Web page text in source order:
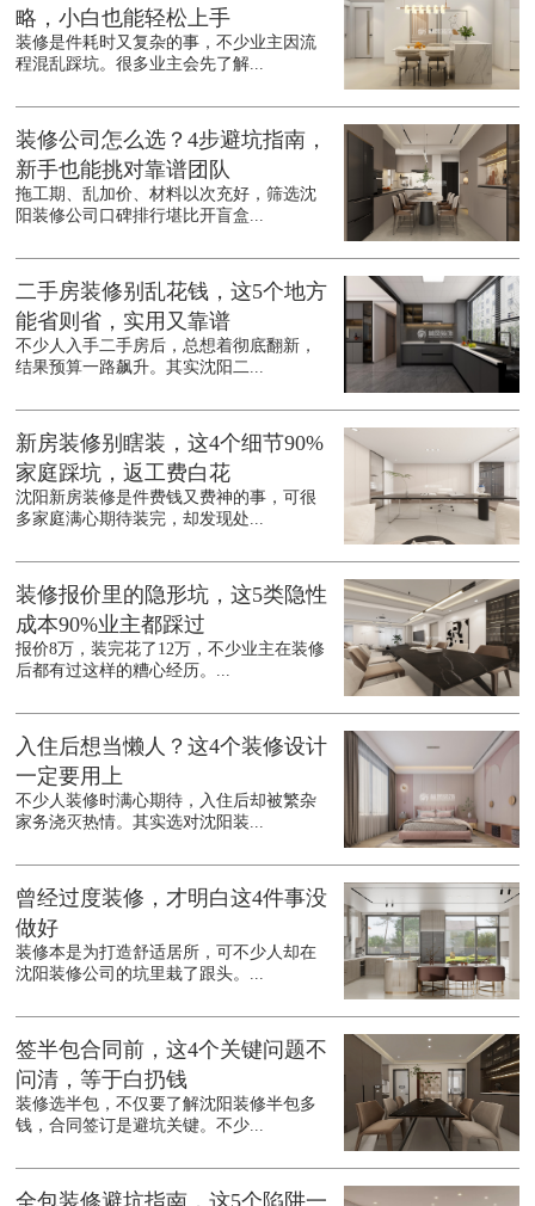
略，小白也能轻松上手
装修是件耗时又复杂的事，不少业主因流
程混乱踩坑。很多业主会先了解...
装修公司怎么选？4步避坑指南，
新手也能挑对靠谱团队
拖工期、乱加价、材料以次充好，筛选沈
阳装修公司口碑排行堪比开盲盒...
二手房装修别乱花钱，这5个地方
能省则省，实用又靠谱
不少人入手二手房后，总想着彻底翻新，
结果预算一路飙升。其实沈阳二...
新房装修别瞎装，这4个细节90%
家庭踩坑，返工费白花
沈阳新房装修是件费钱又费神的事，可很
多家庭满心期待装完，却发现处...
装修报价里的隐形坑，这5类隐性
成本90%业主都踩过
报价8万，装完花了12万，不少业主在装修
后都有过这样的糟心经历。...
入住后想当懒人？这4个装修设计
一定要用上
不少人装修时满心期待，入住后却被繁杂
家务浇灭热情。其实选对沈阳装...
曾经过度装修，才明白这4件事没
做好
装修本是为打造舒适居所，可不少人却在
沈阳装修公司的坑里栽了跟头。...
签半包合同前，这4个关键问题不
问清，等于白扔钱
装修选半包，不仅要了解沈阳装修半包多
钱，合同签订是避坑关键。不少...